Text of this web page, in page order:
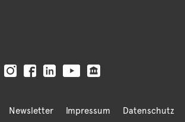
Newsletter Impressum Datenschutz